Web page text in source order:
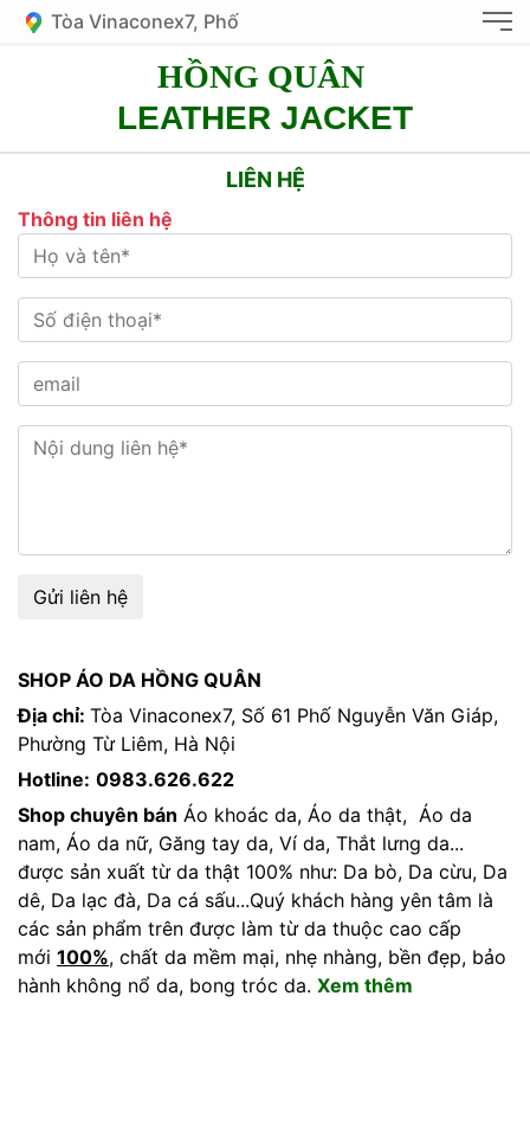
Tòa Vinaconex7, Phố
HỒNG QUÂN
LEATHER JACKET
LIÊN HỆ
Thông tin liên hệ
Gửi liên hệ
SHOP ÁO DA HỒNG QUÂN
Địa chỉ: Tòa Vinaconex7, Số 61 Phố Nguyễn Văn Giáp,
Phường Từ Liêm, Hà Nội
Hotline: 0983.626.622
Shop chuyên bán Áo khoác da, Áo da thật, Áo da
nam, Áo da nữ, Găng tay da, Ví da, Thắt lưng da...
được sản xuất từ da thật 100% như: Da bò, Da cừu, Da
dê, Da lạc đà, Da cá sấu...Quý khách hàng yên tâm là
các sản phẩm trên được làm từ da thuộc cao cấp
mới 100%, chất da mềm mại, nhẹ nhàng, bền đẹp, bảo
hành không nổ da, bong tróc da. Xem thêm